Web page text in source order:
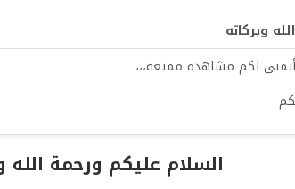
وبركاته
لكم مشاهده ممتعه،،،
السلام عليكم ورحمة الله